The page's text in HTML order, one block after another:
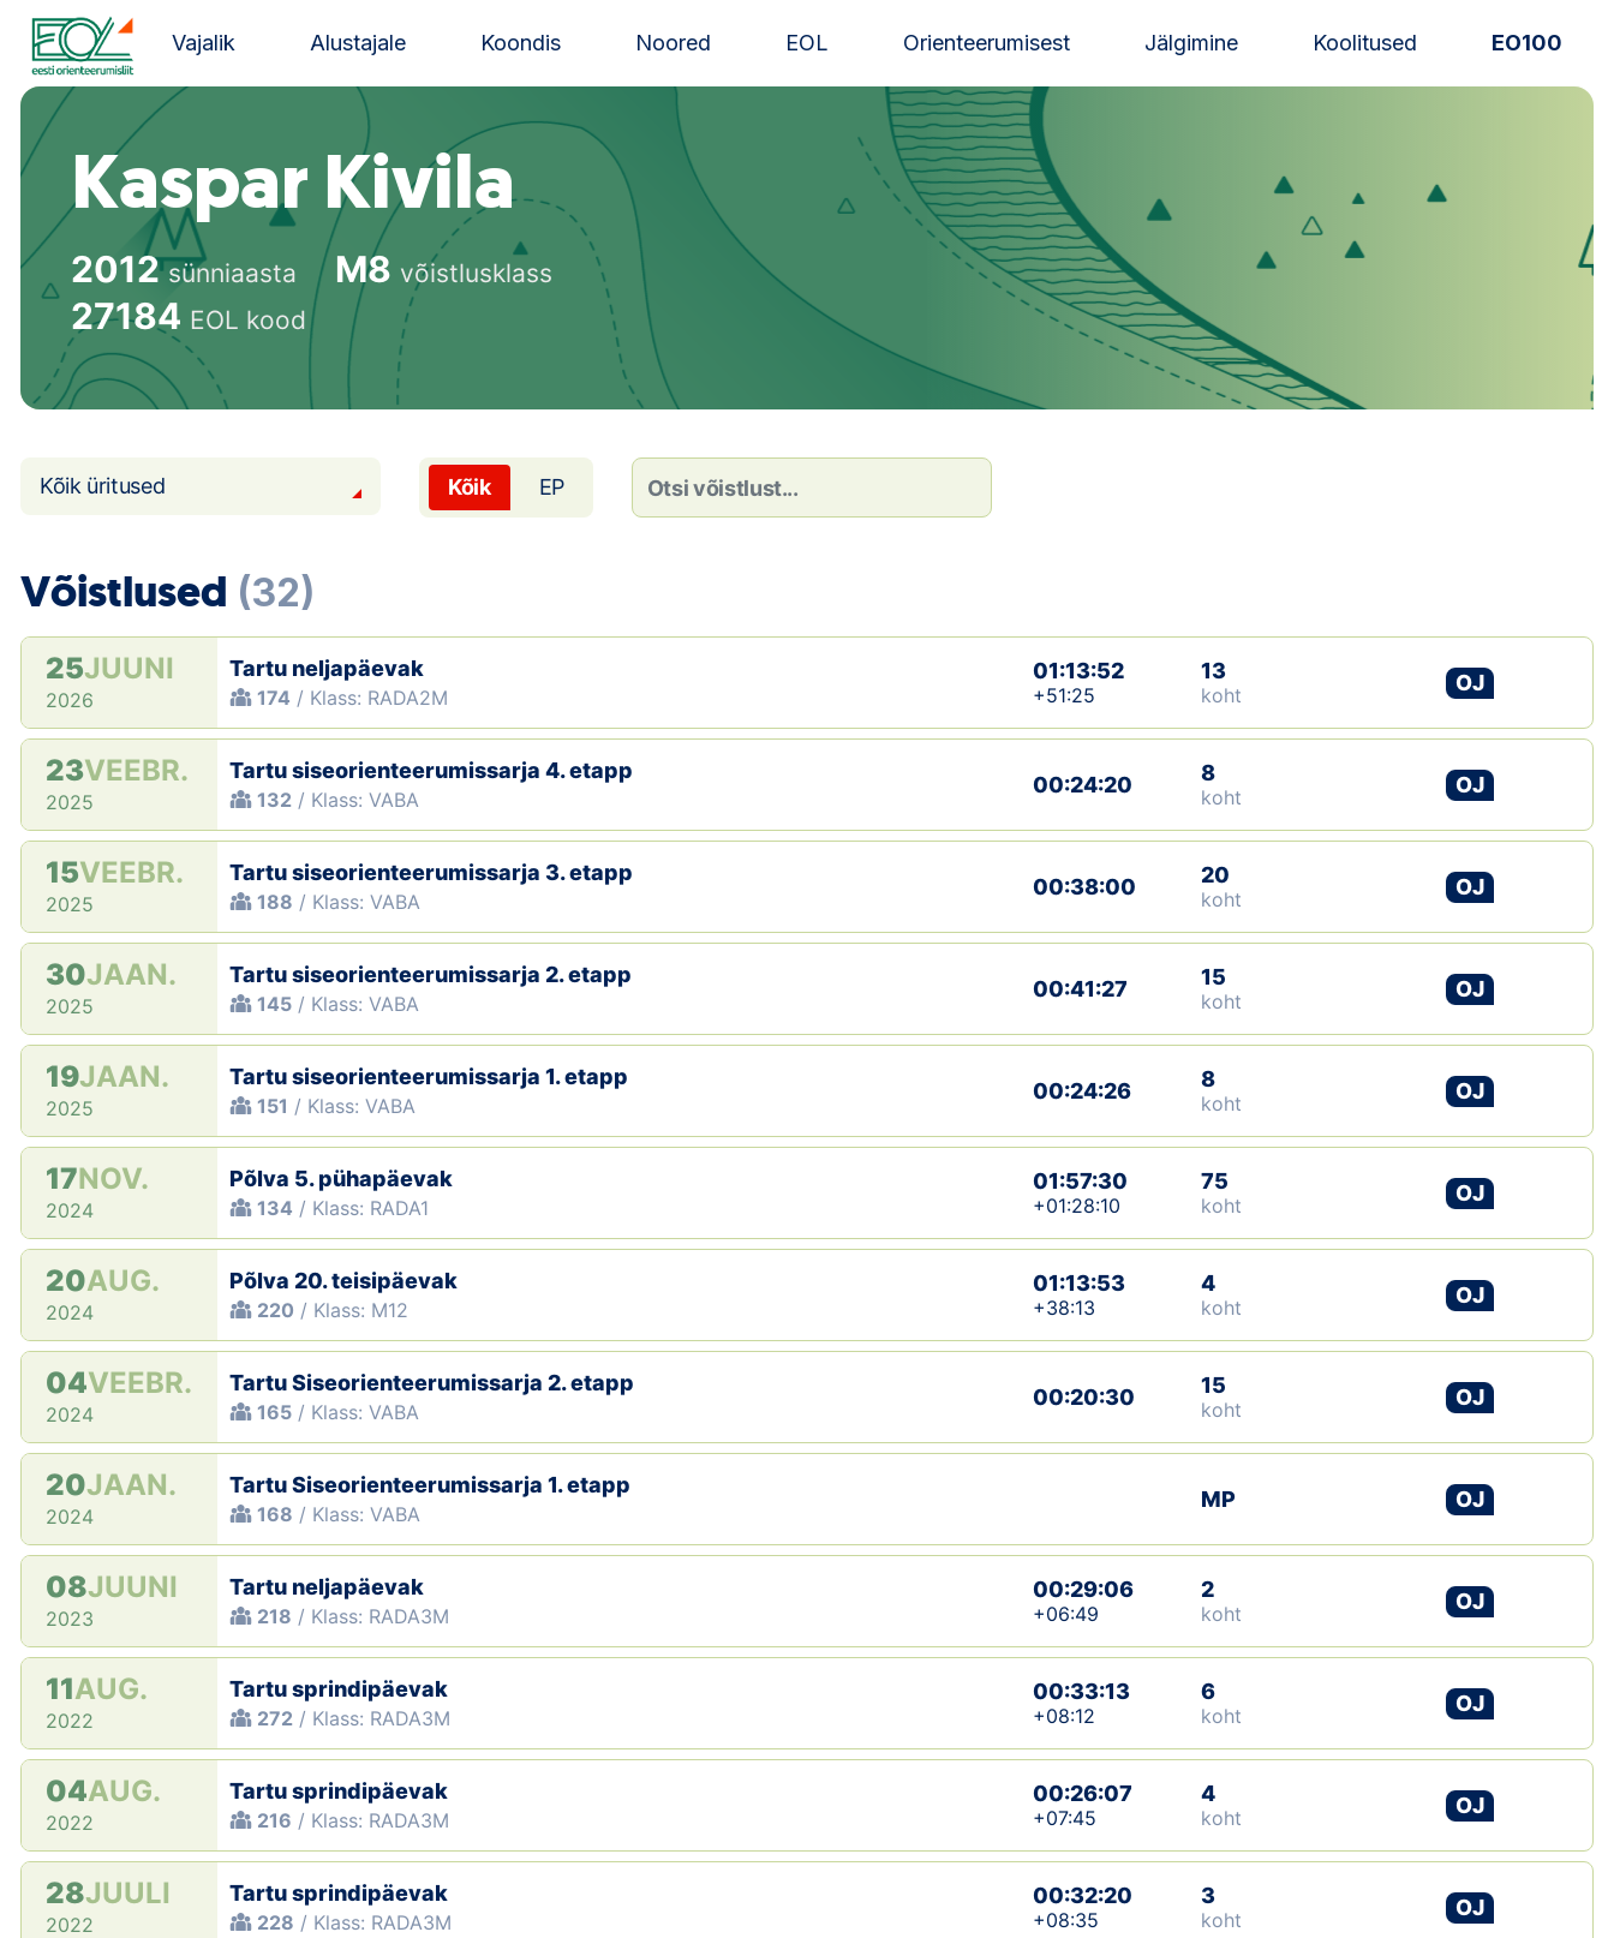
Liigu
juurde
Estonian Orienteering Federation
Vajalik Alustajale Koondis Noored EOL Orienteerumisest Jälgimine Koolitused EO100
Eesti Orienteerumine 100!
Toetamine
EOL
Kaardid
Kalender
Koondised
Tule klubisse!
Tulemused
Suletud maastikud
Püsirajad
Ajalugu
Koolitused
OTSI
Kaspar Kivila
2012sünniaasta M8 võistlusklass
27184 EOL kood
Kõik üritused Kõik EP
Võistlused (32)
25JUUNI
2026
Tartu neljapäevak
174 / Klass: RADA2M
01:13:52
+51:25
13
koht
OJ
23VEEBR.
2025
Tartu siseorienteerumissarja 4. etapp
132 / Klass: VABA
00:24:20 8
koht
OJ
15VEEBR.
2025
Tartu siseorienteerumissarja 3. etapp
188 / Klass: VABA
00:38:00 20
koht
OJ
30JAAN.
2025
Tartu siseorienteerumissarja 2. etapp
145 / Klass: VABA
00:41:27 15
koht
OJ
19JAAN.
2025
Tartu siseorienteerumissarja 1. etapp
151 / Klass: VABA
00:24:26 8
koht
OJ
17NOV.
2024
Põlva 5. pühapäevak
134 / Klass: RADA1
01:57:30
+01:28:10
75
koht
OJ
20AUG.
2024
Põlva 20. teisipäevak
220 / Klass: M12
01:13:53
+38:13
4
koht
OJ
04VEEBR.
2024
Tartu Siseorienteerumissarja 2. etapp
165 / Klass: VABA
00:20:30 15
koht
OJ
20JAAN.
2024
Tartu Siseorienteerumissarja 1. etapp
168 / Klass: VABA
MP OJ
08JUUNI
2023
Tartu neljapäevak
218 / Klass: RADA3M
00:29:06
+06:49
2
koht
OJ
11AUG.
2022
Tartu sprindipäevak
272 / Klass: RADA3M
00:33:13
+08:12
6
koht
OJ
04AUG.
2022
Tartu sprindipäevak
216 / Klass: RADA3M
00:26:07
+07:45
4
koht
OJ
28JUULI
2022
Tartu sprindipäevak
228 / Klass: RADA3M
00:32:20
+08:35
3
koht
OJ